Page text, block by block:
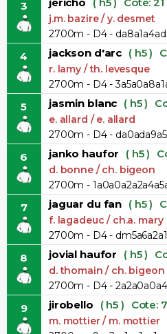
3
j.m. bazire / y. desmet
2700m - D4 -
4 jackson d'arc ( h5 )
r. lamy / th. levesque
2700m - D4 -
5 jasmin blanc ( h5 )
e. allard / e. allard
2700m - D4 -
6 janko haufor ( h5 )
d. bonne / ch. bigeon
2700m -
7 jaguar du fan ( h5 )
f. lagadeuc / ch.a. mary
2700m - D4 -
8 jovial haufor ( h5 )
d. thomain / ch. bigeon
2700m - D4 -
9 jirobello ( h5 ) Cote:
m. mottier / m. mottier